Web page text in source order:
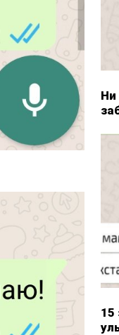
Ни
15